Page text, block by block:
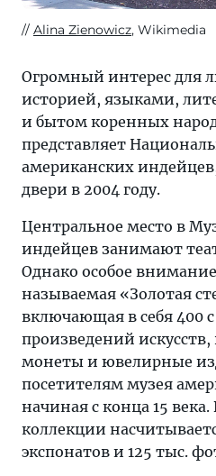
Alina Zienowicz, Wikimedia
Огромный интерес для
историей, языками,
и бытом коренных
представляет
американских
двери в 2004 году.
Центральное место в
индейцев занимают
Однако особое
называемая «Золотая
включающая в себя 400
произведений
монеты и ювелирные
посетителям музея
начиная с конца 15
коллекции
экспонатов и 125 тыс.